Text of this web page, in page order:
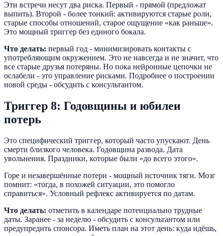
Эти встречи несут два риска. Первый - прямой (предложат
выпить). Второй - более тонкий: активируются старые роли,
старые способы отношений, старое ощущение «как раньше».
Это мощный триггер без единого бокала.
Что делать: первый год - минимизировать контакты с
употребляющим окружением. Это не навсегда и не значит, что
все старые друзья потеряны. Но пока нейронные цепочки не
ослабели - это управление рисками. Подробнее о построении
новой среды - обсудить с консультантом.
Триггер 8: Годовщины и юбилеи
потерь
Это специфический триггер, который часто упускают. День
смерти близкого человека. Годовщина развода. Дата
увольнения. Праздники, которые были «до всего этого».
Горе и незавершённые потери - мощный источник тяги. Мозг
помнит: «тогда, в похожей ситуации, это помогло
справиться». Условный рефлекс активируется по датам.
Что делать: отметить в календаре потенциально трудные
даты. Заранее - за неделю - обсудить с консультантом или
предупредить спонсора. Иметь план на этот день: куда идёшь,